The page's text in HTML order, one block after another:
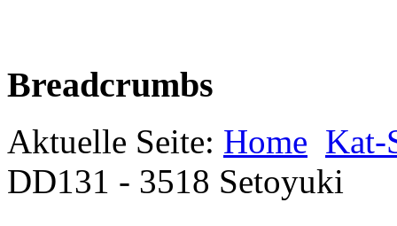
Breadcrumbs
Aktuelle Seite: Home Kat-
DD131 - 3518 Setoyuki